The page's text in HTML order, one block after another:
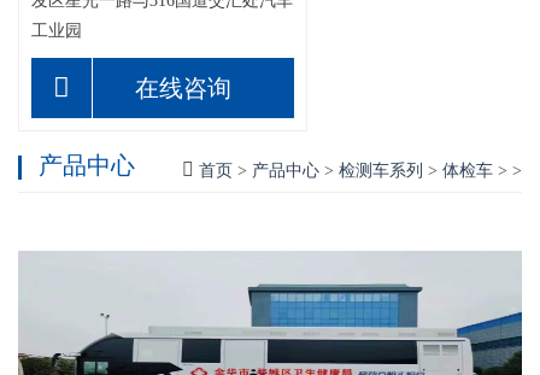
工业园
在线咨询
首页 > 产品中心 > 检测车系列 > 体检车 > >
产品中心